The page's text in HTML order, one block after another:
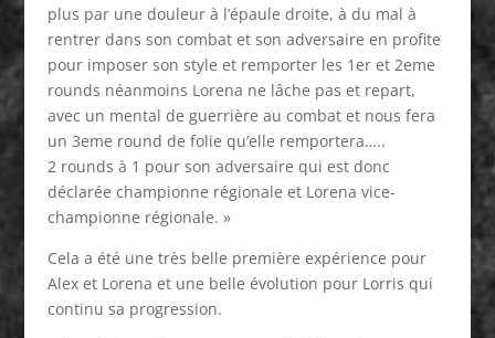
plus par une douleur à l’épaule droite, à du mal à
rentrer dans son combat et son adversaire en profite
pour imposer son style et remporter les 1er et 2eme
rounds néanmoins Lorena ne lâche pas et repart,
avec un mental de guerrière au combat et nous fera
un 3eme round de folie qu’elle remportera…..
2 rounds à 1 pour son adversaire qui est donc
déclarée championne régionale et Lorena vice-
championne régionale. »
Cela a été une très belle première expérience pour
Alex et Lorena et une belle évolution pour Lorris qui
continu sa progression.